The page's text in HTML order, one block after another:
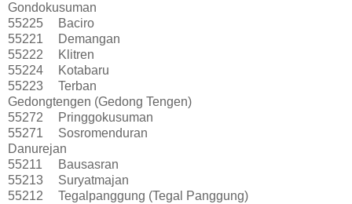
Gondokusuman
55225
Baciro
55221
Demangan
55222
Klitren
55224
Kotabaru
55223
Terban
Gedongtengen (Gedong Tengen)
55272
Pringgokusuman
55271
Sosromenduran
Danurejan
55211
Bausasran
55213
Suryatmajan
55212
Tegalpanggung (Tegal Panggung)